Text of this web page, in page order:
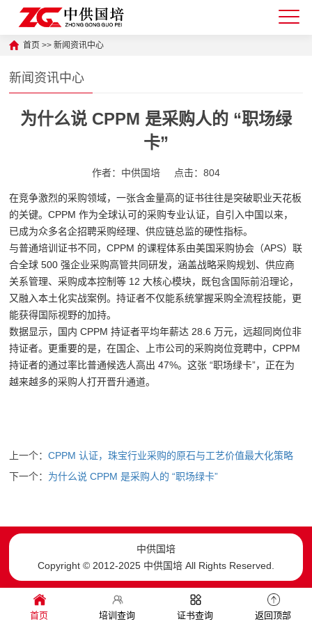
首页 >>新闻资讯中心
新闻资讯中心
为什么说 CPPM 是采购人的 “职场绿
卡”
作者：中供国培 点击：804
在竞争激烈的采购领域，一张含金量高的证书往往是突破职业天花板
的关键。CPPM 作为全球认可的采购专业认证，自引入中国以来，
已成为众多名企招聘采购经理、供应链总监的硬性指标。
与普通培训证书不同，CPPM 的课程体系由美国采购协会（APS）联
合全球 500 强企业采购高管共同研发，涵盖战略采购规划、供应商
关系管理、采购成本控制等 12 大核心模块，既包含国际前沿理论，
又融入本土化实战案例。持证者不仅能系统掌握采购全流程技能，更
能获得国际视野的加持。
数据显示，国内 CPPM 持证者平均年薪达 28.6 万元，远超同岗位非
持证者。更重要的是，在国企、上市公司的采购岗位竞聘中，CPPM
持证者的通过率比普通候选人高出 47%。这张 “职场绿卡”，正在为
越来越多的采购人打开晋升通道。
上一个：CPPM 认证，珠宝行业采购的原石与工艺价值最大化策略
下一个： 为什么说 CPPM 是采购人的 “职场绿卡”
中供国培
Copyright © 2012-2025 中供国培 All Rights Reserved.
首页 培训查询 证书查询 返回顶部